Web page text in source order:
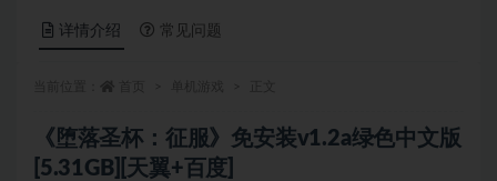
详情介绍 常见问题
《堕落圣杯：征服》免安装v1.2a绿色中文版
[5.31GB][天翼+百度]